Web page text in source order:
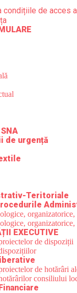
condițiile de
de urgență
Teritoriale
EXECUTIVE
de dispoziții
de hotărâri
consiliului